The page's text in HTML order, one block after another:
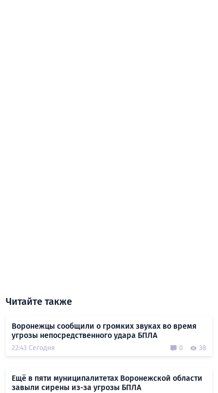
Читайте также
Воронежцы сообщили о громких звуках во время
угрозы непосредственного удара БПЛА
22:43 Сегодня 0 38
Ещё в пяти муниципалитетах Воронежской области
завыли сирены из-за угрозы БПЛА